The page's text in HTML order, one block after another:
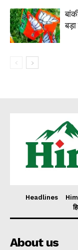
Headlines
About us